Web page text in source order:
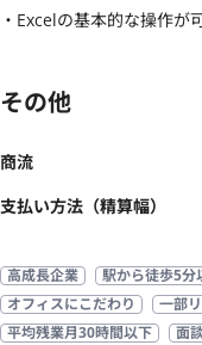
・Excelの基本的な操作が
その他
商流
支払い方法（精算幅）
高成長企業 駅から徒歩5分
オフィスにこだわり
一部
平均残業月30時間以下
面